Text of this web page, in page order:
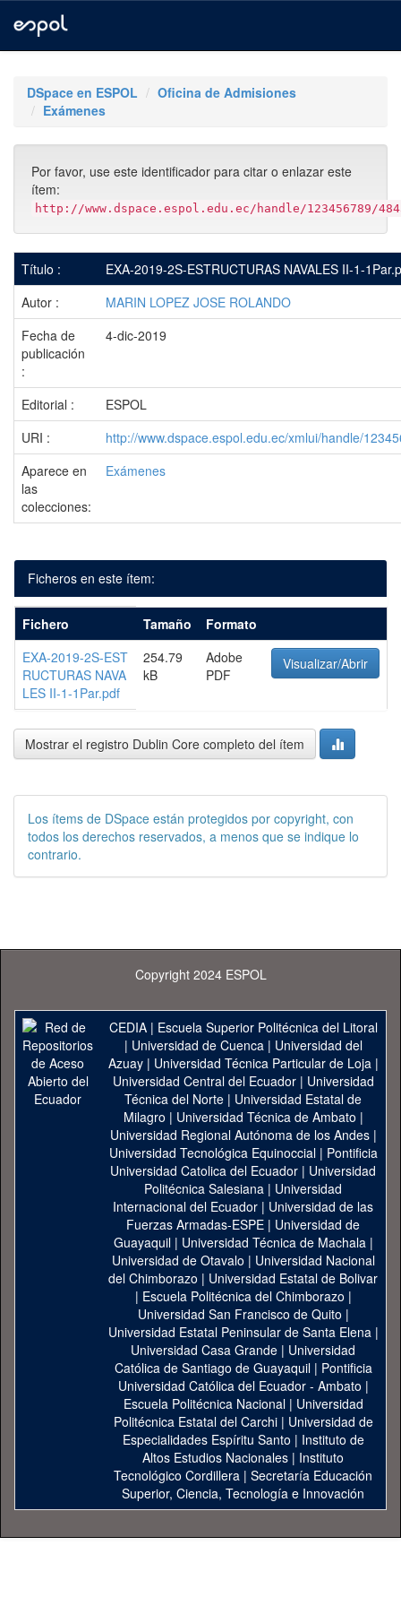
navigationDSpace en ESPOL
Oficina de Admisiones
Exámenes
Por favor, use este identificador para citar o enlazar este
ítem:
http://www.dspace.espol.edu.ec/handle/123456789/
Título :
EXA-2019-2S-ESTRUCTURAS NAVALES II-1-
Autor :
MARIN LOPEZ JOSE ROLANDO
Fecha de
publicación
:
4-dic-2019
Editorial :
ESPOL
URI :
http://www.dspace.espol.edu.ec/xmlui/handle/
Aparece en
las
colecciones:
Exámenes
Ficheros en este ítem:
Fichero Tamaño
Formato
EXA-2019-2S-EST
RUCTURAS NAVA
LES II-1-1Par.pdf
254.79
kB
Adobe
PDF
Visualizar/Abrir
Mostrar el registro Dublin Core completo del ítem
Los ítems de DSpace están protegidos por copyright, con
todos los derechos reservados, a menos que se indique lo
contrario.
Copyright 2024 ESPOL
CEDIA| Escuela Superior Politécnica del Litoral
| Universidad de Cuenca| Universidad del
Azuay| Universidad Técnica Particular de Loja|
Universidad Central del Ecuador| Universidad
Técnica del Norte | Universidad Estatal de
Milagro | Universidad Técnica de Ambato |
Universidad Regional Autónoma de los Andes|
Universidad Tecnológica Equinoccial| Pontificia
Universidad Catolica del Ecuador | Universidad
Politécnica Salesiana | Universidad
Internacional del Ecuador | Universidad de las
Fuerzas Armadas-ESPE | Universidad de
Guayaquil| Universidad Técnica de Machala|
Universidad de Otavalo | Universidad Nacional
del Chimborazo | Universidad Estatal de Bolivar
| Escuela Politécnica del Chimborazo |
Universidad San Francisco de Quito |
Universidad Estatal Peninsular de Santa Elena|
Universidad Casa Grande | Universidad
Católica de Santiago de Guayaquil| Pontificia
Universidad Católica del Ecuador - Ambato |
Escuela Politécnica Nacional| Universidad
Politécnica Estatal del Carchi| Universidad de
Especialidades Espíritu Santo | Instituto de
Altos Estudios Nacionales | Instituto
Tecnológico Cordillera | Secretaría Educación
Superior, Ciencia, Tecnología e Innovación